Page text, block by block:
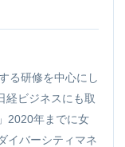
る研修を中心にし
経ビジネスにも取
2020年までに女
イバーシティマネ